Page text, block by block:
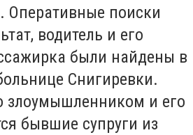
Оперативные поиски
водитель и его
были найдены в
Снигиревки.
злоумышленником и его
бывшие супруги из